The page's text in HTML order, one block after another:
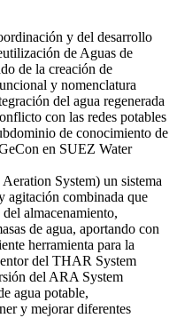
y del desarrollo
de Aguas de
de la creación de
y nomenclatura
del agua regenerada
con las redes potables
de conocimiento de
en SUEZ Water
System) un sistema
agitación combinada que
almacenamiento,
de agua, aportando con
herramienta para la
del THAR System
del ARA System
agua potable,
y mejorar diferentes